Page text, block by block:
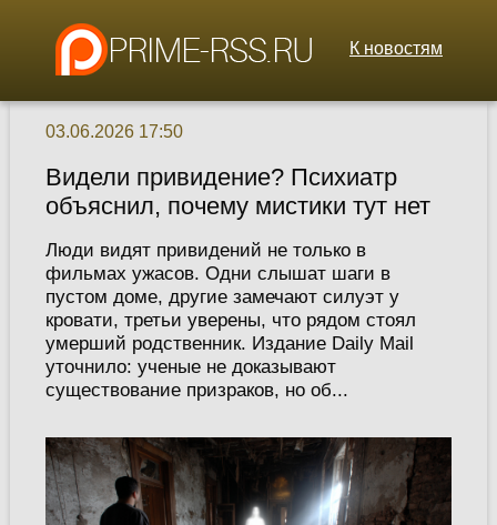
К новостям
03.06.2026 17:50
Видели привидение? Психиатр
объяснил, почему мистики тут нет
Люди видят привидений не только в
фильмах ужасов. Одни слышат шаги в
пустом доме, другие замечают силуэт у
кровати, третьи уверены, что рядом стоял
умерший родственник. Издание Daily Mail
уточнило: ученые не доказывают
существование призраков, но об...